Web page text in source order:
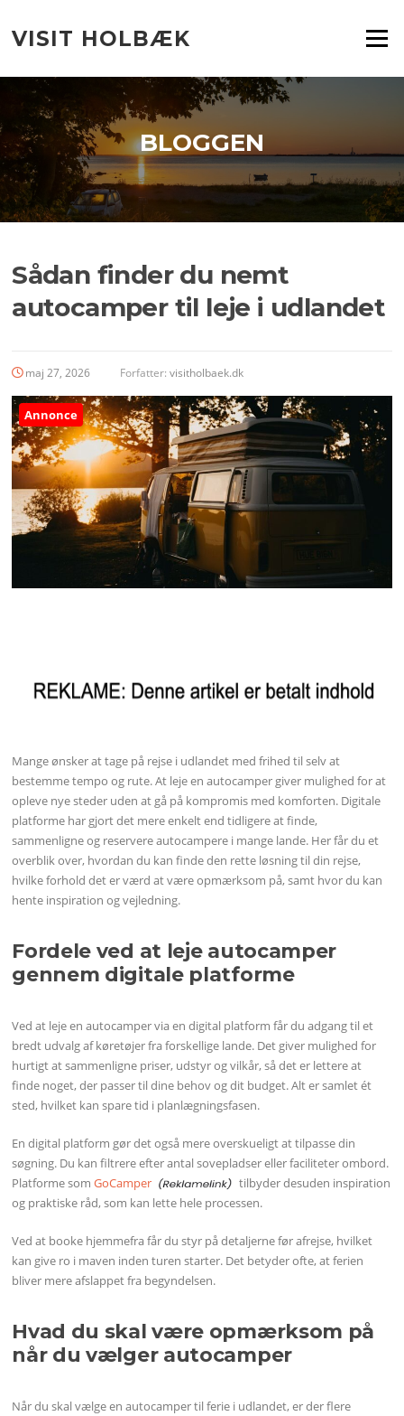
indhold
VISIT HOLBÆK Menu
BLOGGEN
Sådan finder du nemt
autocamper til leje i udlandet
maj 27, 2026 Forfatter:visitholbaek.dk
Annonce
Mange ønsker at tage på rejse i udlandet med frihed til selv at
bestemme tempo og rute. At leje en autocamper giver mulighed for at
opleve nye steder uden at gå på kompromis med komforten. Digitale
platforme har gjort det mere enkelt end tidligere at finde,
sammenligne og reservere autocampere i mange lande. Her får du et
overblik over, hvordan du kan finde den rette løsning til din rejse,
hvilke forhold det er værd at være opmærksom på, samt hvor du kan
hente inspiration og vejledning.
Fordele ved at leje autocamper
gennem digitale platforme
Ved at leje en autocamper via en digital platform får du adgang til et
bredt udvalg af køretøjer fra forskellige lande. Det giver mulighed for
hurtigt at sammenligne priser, udstyr og vilkår, så det er lettere at
finde noget, der passer til dine behov og dit budget. Alt er samlet ét
sted, hvilket kan spare tid i planlægningsfasen.
En digital platform gør det også mere overskueligt at tilpasse din
søgning. Du kan filtrere efter antal sovepladser eller faciliteter ombord.
Platforme somGoCamper
tilbyder desuden inspiration
og praktiske råd, som kan lette hele processen.
Ved at booke hjemmefra får du styr på detaljerne før afrejse, hvilket
kan give ro i maven inden turen starter. Det betyder ofte, at ferien
bliver mere afslappet fra begyndelsen.
Hvad du skal være opmærksom på
når du vælger autocamper
Når du skal vælge en autocamper til ferie i udlandet, er der flere